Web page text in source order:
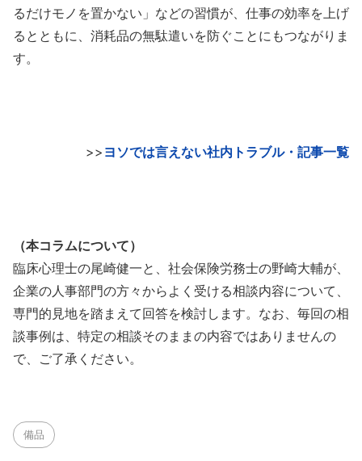
るだけモノを置かない」などの習慣が、仕事の効率を上げ
るとともに、消耗品の無駄遣いを防ぐことにもつながりま
す。
>> ヨソでは言えない社内トラブル・記事一覧
（本コラムについて）
臨床心理士の尾崎健一と、社会保険労務士の野崎大輔が、
企業の人事部門の方々からよく受ける相談内容について、
専門的見地を踏まえて回答を検討します。なお、毎回の相
談事例は、特定の相談そのままの内容ではありませんの
で、ご了承ください。
備品